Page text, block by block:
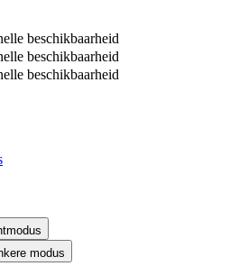
beschikbaarheid
beschikbaarheid
beschikbaarheid
modus